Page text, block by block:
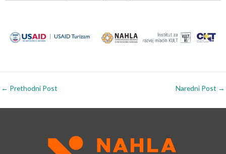
← Prethodni Post Naredni Post →